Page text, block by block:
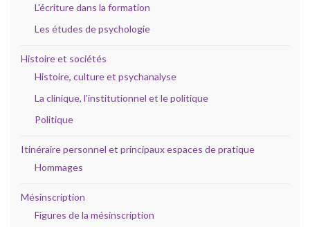
L'écriture dans la formation
Les études de psychologie
Histoire et sociétés
Histoire, culture et psychanalyse
La clinique, l'institutionnel et le politique
Politique
Itinéraire personnel et principaux espaces de pratique
Hommages
Mésinscription
Figures de la mésinscription